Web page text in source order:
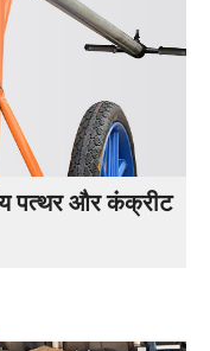
पत्थर और कंक्रीट